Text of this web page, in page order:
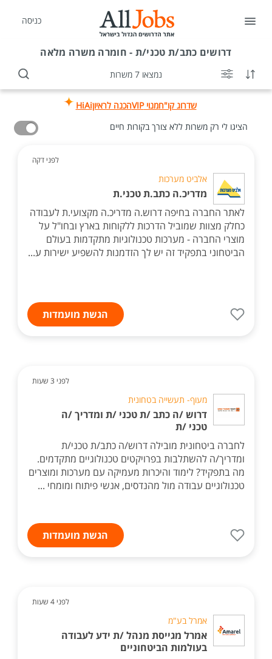
כניסה
דרושים כתב/ת טכני/ת - חומרה משרה מלאה
נמצאו 7 משרות
שדרוג קו"חמנוי VIP הכנה לראיוןHiAi
הציגו לי רק משרות ללא צורך בקורות חיים
לפני דקה
אלביט מערכות
מדריכ.ה כתב.ת טכני.ת
לאתר החברה בחיפה דרוש.ה מדריכ.ה מקצועי.ת לעבודה
כחלק מצוות שמוביל הדרכות ללקוחות בארץ ובחו"ל על
מוצרי החברה - מערכות טכנולוגיות מתקדמות בעולם
הביטחוני בתפקיד זה יש לך הזדמנות להשפיע ישירות ע...
הגשת מועמדות
לפני 3 שעות
מעוף- תעשייה בטחונית
דרוש /ה כתב /ת טכני /ת ומדריך /ה
טכני /ת
לחברה ביטחונית מובילה דרוש/ה כתב/ת טכני/ת
ומדריך/ה להשתלבות בפרויקטים טכנולוגיים מתקדמים.
מה בתפקיד? לימוד והיכרות מעמיקה עם מערכות ומוצרים
טכנולוגיים עבודה מול מהנדסים, אנשי פיתוח ומומחי ...
הגשת מועמדות
לפני 4 שעות
אמרל בע"מ
אמרל מגייסת מנהל /ת ידע לעבודה
בעולמות הביטחוניים